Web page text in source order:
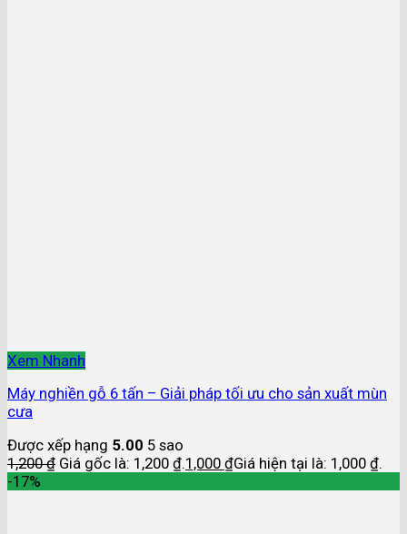
Xem Nhanh
Máy nghiền gỗ 6 tấn – Giải pháp tối ưu cho sản xuất mùn
cưa
Được xếp hạng 5.00 5 sao
1,200₫ Giá gốc là: 1,200 ₫.1,000 ₫Giá hiện tại là: 1,000 ₫.
-17%